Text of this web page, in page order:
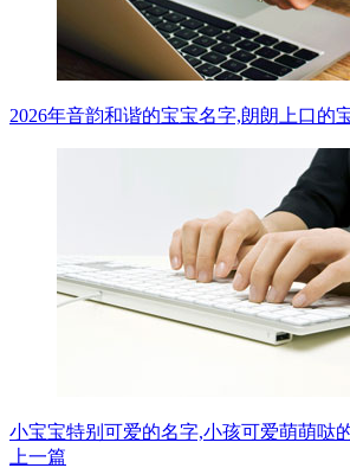
2026年音韵和谐的宝宝名字,朗朗上口的
小宝宝特别可爱的名字,小孩可爱萌萌哒
上一篇